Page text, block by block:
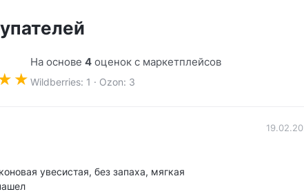
★
На основе 4 оценок с маркетплейсов
Wildberries: 1 · Ozon: 3
увесистая, без запаха, мягкая